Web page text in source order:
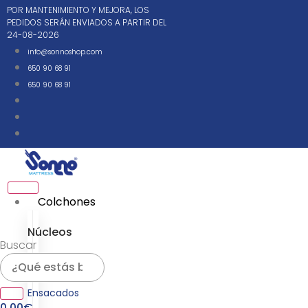
al
contenido
POR MANTENIMIENTO Y MEJORA, LOS
PEDIDOS SERÁN ENVIADOS A PARTIR DEL
24-08-2026
info@sonnoshop.com
650 90 68 91
650 90 68 91
Colchones
Núcleos
Muelles
Ensacados
Buscar